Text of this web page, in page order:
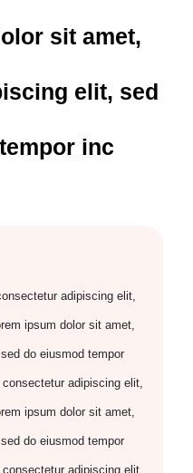
sit amet,
elit, sed
inc
adipiscing elit,
ipsum dolor sit amet,
do eiusmod tempor
adipiscing elit,
ipsum dolor sit amet,
do eiusmod tempor
adipiscing elit,